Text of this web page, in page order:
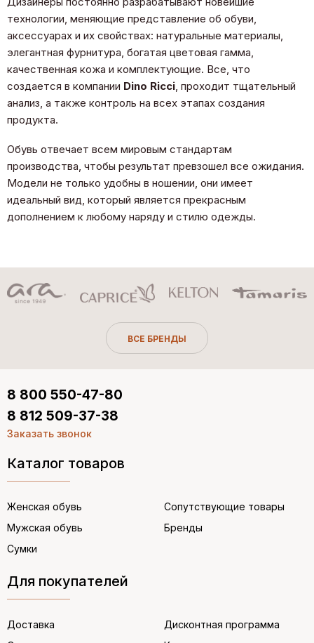
технологии, меняющие представление об обуви,
аксессуарах и их свойствах: натуральные материалы,
элегантная фурнитура, богатая цветовая гамма,
качественная кожа и комплектующие. Все, что
создается в компании Dino Ricci, проходит тщательный
анализ, а также контроль на всех этапах создания
продукта.
Обувь отвечает всем мировым стандартам
производства, чтобы результат превзошел все ожидания.
Модели не только удобны в ношении, они имеет
идеальный вид, который является прекрасным
дополнением к любому наряду и стилю одежды.
ВСЕ БРЕНДЫ
Каталог товаров
Женская обувь
Мужская обувь
Сумки
Сопутствующие товары
Бренды
Для покупателей
Доставка
Дисконтная программа
8 800 550-47-80
8 812 509-37-38
Заказать звонок